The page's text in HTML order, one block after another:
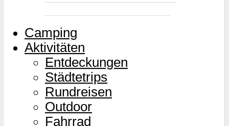
Camping
Aktivitäten
Entdeckungen
Städtetrips
Rundreisen
Outdoor
Fahrrad